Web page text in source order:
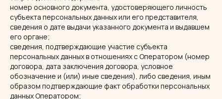
номер основного документа, удостоверяющего личность
субъекта персональных данных или его представителя,
сведения о дате выдачи указанного документа и выдавшем
его органе;
сведения, подтверждающие участие субъекта
персональных данных в отношениях с Оператором (номер
договора, дата заключения договора, условное
обозначение и (или) иные сведения), либо сведения, иным
образом подтверждающие факт обработки персональных
данных Оператором;